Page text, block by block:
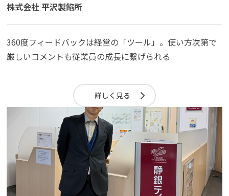
株式会社 平沢製餡所
360度フィードバックは経営の「ツール」。使い方次第で
厳しいコメントも従業員の成長に繋げられる
詳しく見る